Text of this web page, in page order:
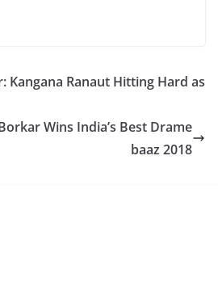
Kangana Ranaut Hitting Hard as
Wins India’s Best Drame
baaz 2018